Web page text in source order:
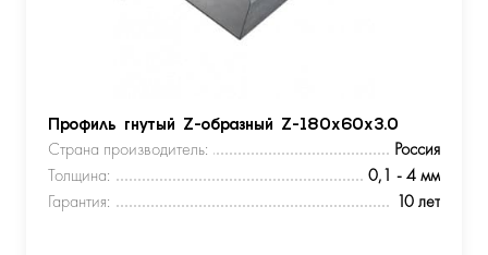
Профиль гнутый Z-образный Z-180х60х3.0
Страна производитель:
Россия
Толщина:
0,1 - 4 мм
Гарантия:
10 лет